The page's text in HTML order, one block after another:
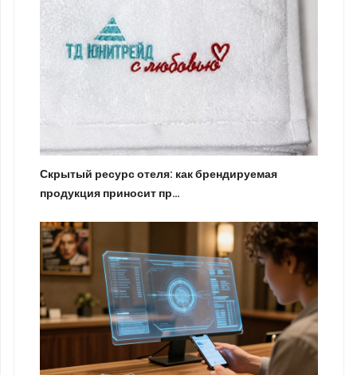
Скрытый ресурс отеля: как брендируемая
продукция приносит пр…